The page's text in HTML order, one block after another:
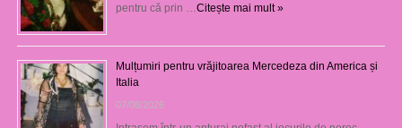
pentru că prin …Citește mai mult »
Mulțumiri pentru vrăjitoarea Mercedeza din America și
Italia
07/08/2026